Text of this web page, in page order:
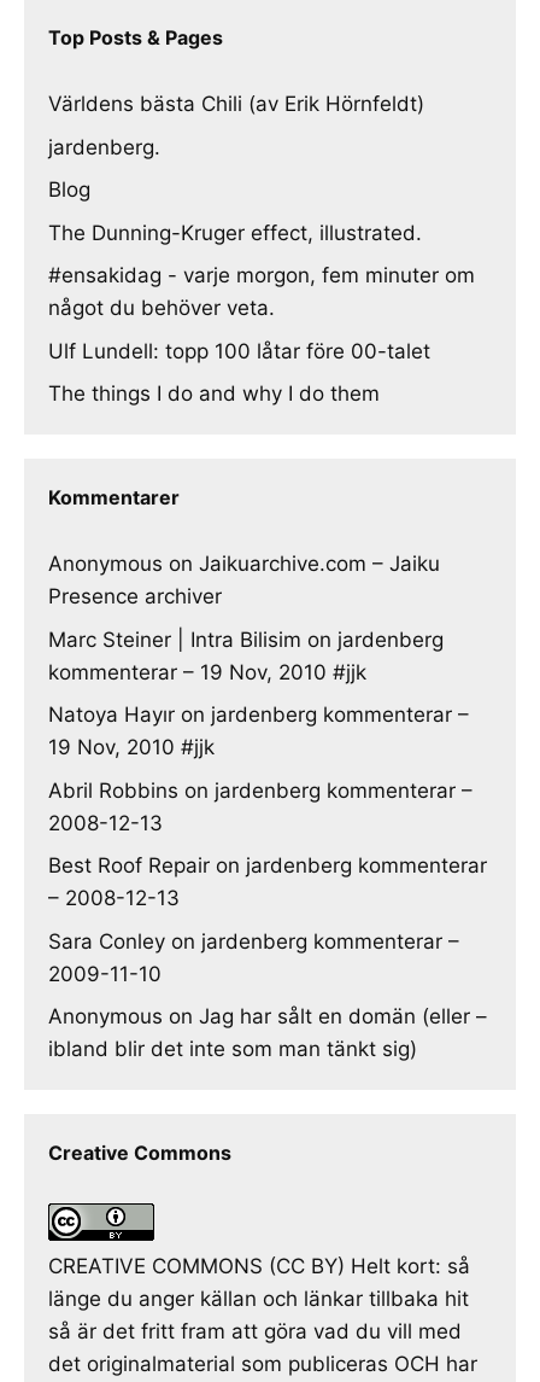
Top Posts & Pages
Världens bästa Chili (av Erik Hörnfeldt)
jardenberg.
Blog
The Dunning-Kruger effect, illustrated.
#ensakidag - varje morgon, fem minuter om
något du behöver veta.
Ulf Lundell: topp 100 låtar före 00-talet
The things I do and why I do them
Kommentarer
Anonymous on Jaikuarchive.com – Jaiku
Presence archiver
Marc Steiner | Intra Bilisim on jardenberg
kommenterar – 19 Nov, 2010 #jjk
Natoya Hayır on jardenberg kommenterar –
19 Nov, 2010 #jjk
Abril Robbins on jardenberg kommenterar –
2008-12-13
Best Roof Repair on jardenberg kommenterar
– 2008-12-13
Sara Conley on jardenberg kommenterar –
2009-11-10
Anonymous on Jag har sålt en domän (eller –
ibland blir det inte som man tänkt sig)
Creative Commons
CREATIVE COMMONS (CC BY) Helt kort: så
länge du anger källan och länkar tillbaka hit
så är det fritt fram att göra vad du vill med
det originalmaterial som publiceras OCH har